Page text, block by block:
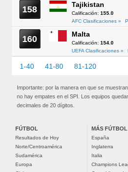
158 Tajikistan
Calificación: 155.0
AFC Clasificaciones »
160 Malta
Calificación: 154.0
UEFA Clasificaciones »
1-40 41-80 81-120
Importante: por la manera en que se
no hay empates en el SPI. Los equipos
decimales de 20 dígitos.
FÚTBOL
Resultados de Hoy
Norte/Centroamérica
Sudamérica
Europa
MÁS FÚTBOL
España
Inglaterra
Italia
Champions